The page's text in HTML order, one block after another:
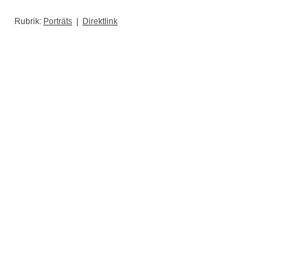
Rubrik: Porträts Direktlink